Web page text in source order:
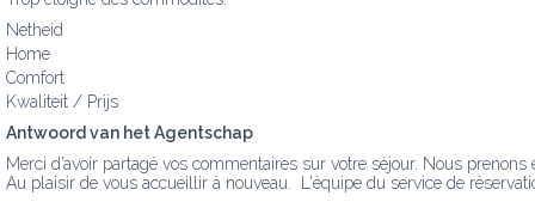
Netheid
Home
Comfort
Kwaliteit / Prijs
Antwoord van het Agentschap
Merci d’avoir partagé vos commentaires sur votre séjour. Nous
Au plaisir de vous accueillir à nouveau.  L'équipe du service de